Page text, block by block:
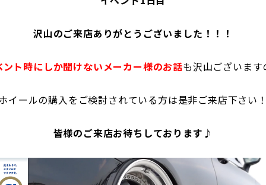
沢山のご来店ありがとうございました！！！
ント時にしか聞けないメーカー様のお話も沢山ございます
イールの購入をご検討されている方は是非ご来店下さい
皆様のご来店お待ちしております♪